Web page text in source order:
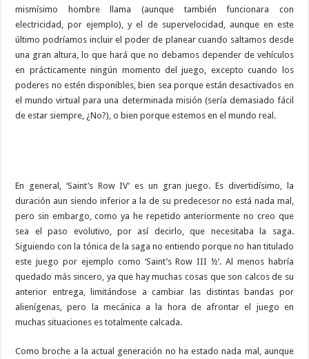
mismísimo hombre llama (aunque también funcionara con
electricidad, por ejemplo), y el de supervelocidad, aunque en este
último podríamos incluir el poder de planear cuando saltamos desde
una gran altura, lo que hará que no debamos depender de vehículos
en prácticamente ningún momento del juego, excepto cuando los
poderes no estén disponibles, bien sea porque están desactivados en
el mundo virtual para una determinada misión (sería demasiado fácil
de estar siempre, ¿No?), o bien porque estemos en el mundo real.
En general, ‘Saint’s Row IV’ es un gran juego. Es divertidísimo, la
duración aun siendo inferior a la de su predecesor no está nada mal,
pero sin embargo, como ya he repetido anteriormente no creo que
sea el paso evolutivo, por así decirlo, que necesitaba la saga.
Siguiendo con la tónica de la saga no entiendo porque no han titulado
este juego por ejemplo como ‘Saint’s Row III ½’. Al menos habría
quedado más sincero, ya que hay muchas cosas que son calcos de su
anterior entrega, limitándose a cambiar las distintas bandas por
alienígenas, pero la mecánica a la hora de afrontar el juego en
muchas situaciones es totalmente calcada.
Como broche a la actual generación no ha estado nada mal, aunque